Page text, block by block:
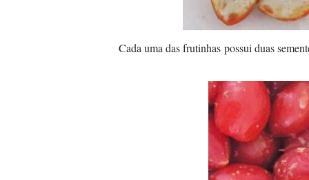
Cada uma das frutinhas possui duas